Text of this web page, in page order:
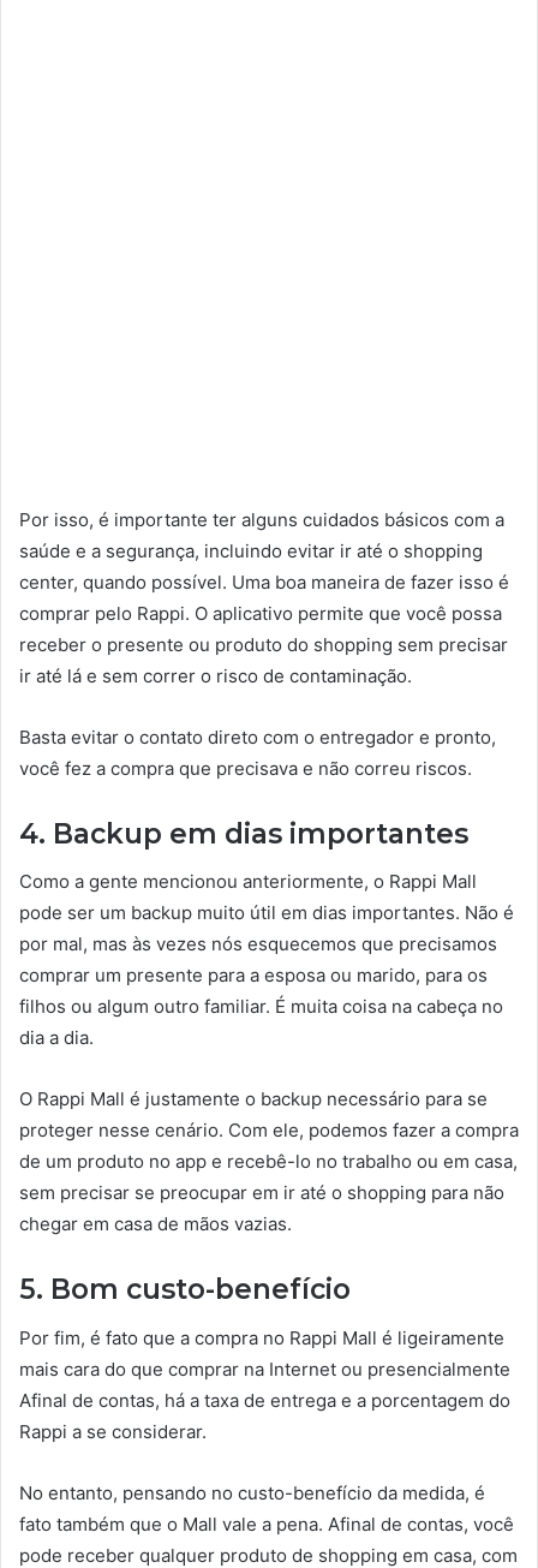
Por isso, é importante ter alguns cuidados básicos com a
saúde e a segurança, incluindo evitar ir até o shopping
center, quando possível. Uma boa maneira de fazer isso é
comprar pelo Rappi. O aplicativo permite que você possa
receber o presente ou produto do shopping sem precisar
ir até lá e sem correr o risco de contaminação.
Basta evitar o contato direto com o entregador e pronto,
você fez a compra que precisava e não correu riscos.
4. Backup em dias importantes
Como a gente mencionou anteriormente, o Rappi Mall
pode ser um backup muito útil em dias importantes. Não é
por mal, mas às vezes nós esquecemos que precisamos
comprar um presente para a esposa ou marido, para os
filhos ou algum outro familiar. É muita coisa na cabeça no
dia a dia.
O Rappi Mall é justamente o backup necessário para se
proteger nesse cenário. Com ele, podemos fazer a compra
de um produto no app e recebê-lo no trabalho ou em casa,
sem precisar se preocupar em ir até o shopping para não
chegar em casa de mãos vazias.
5. Bom custo-benefício
Por fim, é fato que a compra no Rappi Mall é ligeiramente
mais cara do que comprar na Internet ou presencialmente
Afinal de contas, há a taxa de entrega e a porcentagem do
Rappi a se considerar.
No entanto, pensando no custo-benefício da medida, é
fato também que o Mall vale a pena. Afinal de contas, você
pode receber qualquer produto de shopping em casa, com